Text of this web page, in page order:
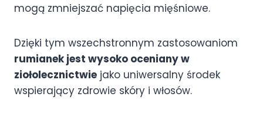
mogą zmniejszać napięcia mięśniowe.
Dzięki tym wszechstronnym zastosowaniom
rumianek jest wysoko oceniany w
ziołolecznictwie jako uniwersalny środek
wspierający zdrowie skóry i włosów.